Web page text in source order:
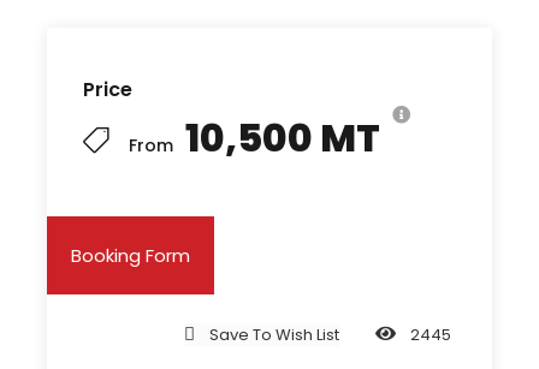
Price
From 10,500 MT
Booking Form
Save To Wish List 2445